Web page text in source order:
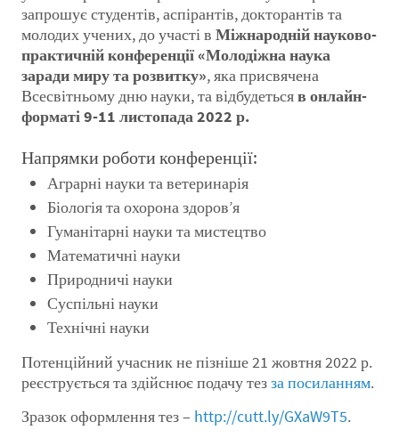
запрошує студентів, аспірантів, докторантів та
молодих учених, до участі в Міжнародній науково-
практичній конференції «Молодіжна наука
заради миру та розвитку», яка присвячена
Всесвітньому дню науки, та відбудетьсяв онлайн-
форматі 9-11 листопада 2022 р.
Напрямки роботи конференції:
Аграрні науки та ветеринарія
Біологія та охорона здоров’я
Гуманітарні науки та мистецтво
Математичні науки
Природничі науки
Суспільні науки
Технічні науки
Потенційний учасник не пізніше 21 жовтня 2022 р.
реєструється та здійснює подачу тезза посиланням.
Зразок оформлення тез – http://cutt.ly/GXaW9T5.